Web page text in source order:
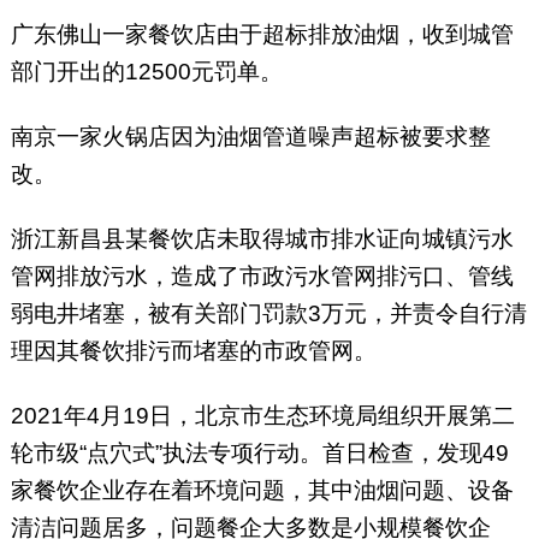
广东佛山一家餐饮店由于超标排放油烟，收到城管
部门开出的12500元罚单。
南京一家火锅店因为油烟管道噪声超标被要求整
改。
浙江新昌县某餐饮店未取得城市排水证向城镇污水
管网排放污水，造成了市政污水管网排污口、管线
弱电井堵塞，被有关部门罚款3万元，并责令自行清
理因其餐饮排污而堵塞的市政管网。
2021年4月19日，北京市生态环境局组织开展第二
轮市级“点穴式”执法专项行动。首日检查，发现49
家餐饮企业存在着环境问题，其中油烟问题、设备
清洁问题居多，问题餐企大多数是小规模餐饮企